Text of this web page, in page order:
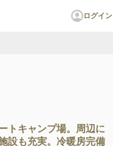
ログイン
トキャンプ場。周辺に
設も充実。冷暖房完備